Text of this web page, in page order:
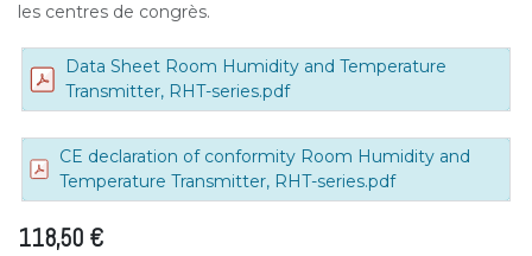
les centres de congrès.
Data Sheet Room Humidity and Temperature
Transmitter, RHT-series.pdf
CE declaration of conformity Room Humidity and
Temperature Transmitter, RHT-series.pdf
118,50 €